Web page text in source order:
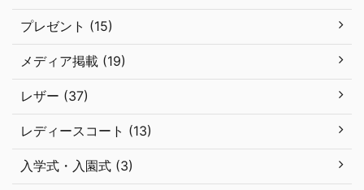
プレゼント (15)
メディア掲載 (19)
レザー (37)
レディースコート (13)
入学式・入園式 (3)